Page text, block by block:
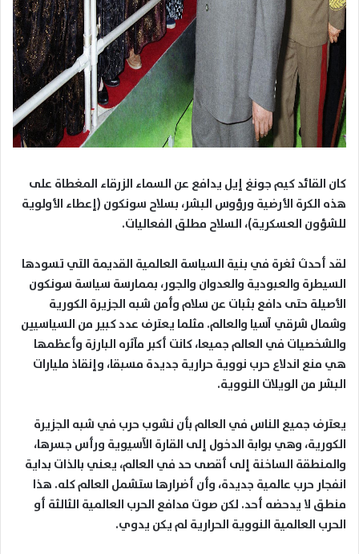
كان القائد كيم جونغ إيل يدافع عن السماء الزرقاء المغطاة على
هذه الكرة الأرضية ورؤوس البشر، بسلاح سونكون (إعطاء الأولوية
للشؤون العسكرية)، السلاح مطلق الفعاليات.
لقد أحدث ثغرة في بنية السياسة العالمية القديمة التي تسودها
السيطرة والعبودية والعدوان والجور، بممارسة سياسة سونكون
الأصيلة حتى دافع بثبات عن سلام وأمن شبه الجزيرة الكورية
وشمال شرقي آسيا والعالم. مثلما يعترف عدد كبير من السياسيين
والشخصيات في العالم جميعا، كانت أكبر مآثره البارزة وأعظمها
هي منع اندلاع حرب نووية حرارية جديدة مسبقا، وإنقاذ مليارات
البشر من الويلات النووية.
يعترف جميع الناس في العالم بأن نشوب حرب في شبه الجزيرة
الكورية، وهي بوابة الدخول إلى القارة الآسيوية ورأس جسرها،
والمنطقة الساخنة إلى أقصى حد في العالم، يعني بالذات بداية
انفجار حرب عالمية جديدة، وأن أضرارها ستشمل العالم كله. هذا
منطق لا يدحضه أحد. لكن صوت مدافع الحرب العالمية الثالثة أو
الحرب العالمية النووية الحرارية لم يكن يدوي.